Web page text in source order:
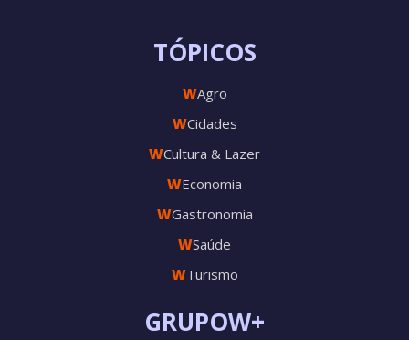
GRUPOW+
TÓPICOS
WAgro
WCidades
WCultura & Lazer
WEconomia
WGastronomia
WSaúde
WTurismo